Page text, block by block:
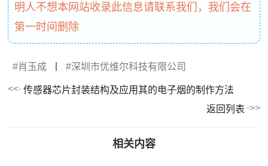
明人不想本网站收录此信息请联系我们，我们会在
第一时间删除
肖玉成 深圳市优维尔科技有限公司
传感器芯片封装结构及应用其的电子烟的制作方法
返回列表
相关内容